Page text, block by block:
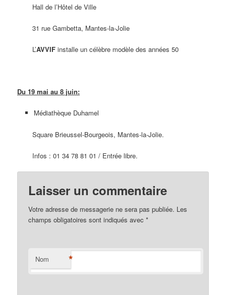
Hall de l’Hôtel de Ville
31 rue Gambetta, Mantes-la-Jolie
L’AVVIFinstalle un célèbre modèle des années 50
Du 19 mai au 8 juin:
Médiathèque Duhamel
Square Brieussel-Bourgeois, Mantes-la-Jolie.
Infos : 01 34 78 81 01 / Entrée libre.
Laisser un commentaire
Votre adresse de messagerie ne sera pas publiée. Les
champs obligatoires sont indiqués avec*
Nom *